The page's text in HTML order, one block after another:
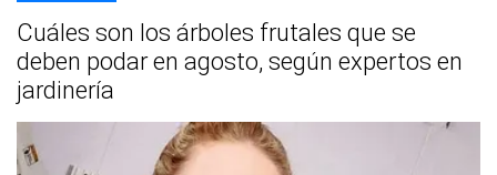
Cuáles son los árboles frutales que se
deben podar en agosto, según expertos en
jardinería